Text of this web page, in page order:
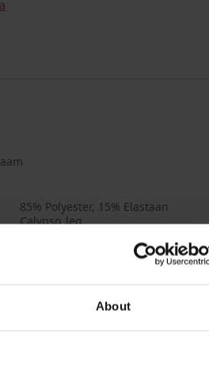
About
85% Polyester, 15% Elastaan
Calypso_leg